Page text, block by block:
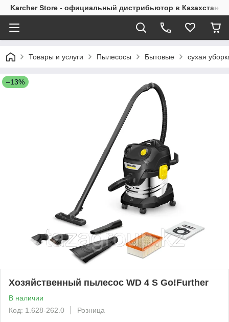
Karcher Store - официальный дистрибьютор в Казахстане
Товары и услуги Пылесосы Бытовые сухая
–13%
Хозяйственный пылесос WD 4 S Go!Further
В наличии
Код: 1.628-262.0
Розница